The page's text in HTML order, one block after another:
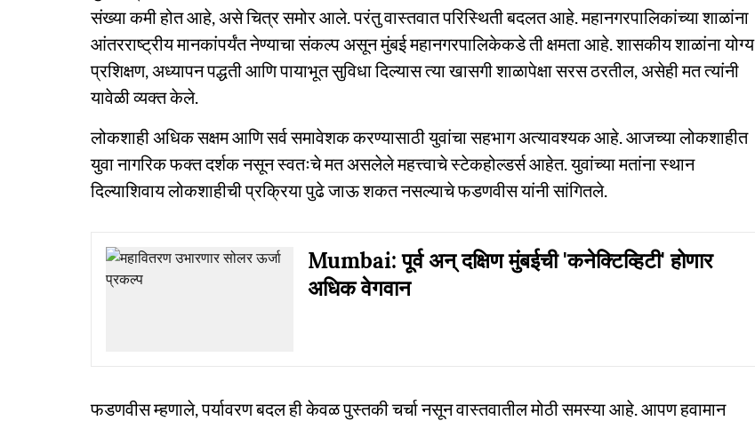
संख्या कमी होत आहे, असे चित्र समोर आले. परंतु वास्तवात परिस्थिती बदलत आहे. महानगरपालिकांच्या शाळांना
आंतरराष्ट्रीय मानकांपर्यंत नेण्याचा संकल्प असून मुंबई महानगरपालिकेकडे ती क्षमता आहे. शासकीय शाळांना योग्य
प्रशिक्षण, अध्यापन पद्धती आणि पायाभूत सुविधा दिल्यास त्या खासगी शाळापेक्षा सरस ठरतील, असेही मत त्यांनी
यावेळी व्यक्त केले.
लोकशाही अधिक सक्षम आणि सर्व समावेशक करण्यासाठी युवांचा सहभाग अत्यावश्यक आहे. आजच्या लोकशाहीत
युवा नागरिक फक्त दर्शक नसून स्वतःचे मत असलेले महत्त्वाचे स्टेकहोल्डर्स आहेत. युवांच्या मतांना स्थान
दिल्याशिवाय लोकशाहीची प्रक्रिया पुढे जाऊ शकत नसल्याचे फडणवीस यांनी सांगितले.
Mumbai: पूर्व अन् दक्षिण मुंबईची 'कनेक्टिव्हिटी' होणार
अधिक वेगवान
फडणवीस म्हणाले, पर्यावरण बदल ही केवळ पुस्तकी चर्चा नसून वास्तवातील मोठी समस्या आहे. आपण हवामान